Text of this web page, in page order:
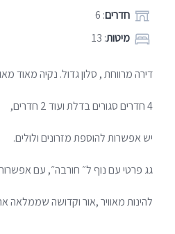
חדרים: 6
מיטות: 13
דירה מרווחת , סלון גדול. נקיה מאוד
4 חדרים סגורים בדלת ועוד 2 חדרים,
יש אפשרות להוספת מזרונים ולולים.
גג פרטי עם נוף ל״ חורבה״, עם
להינות מאוויר ,אור וקדושה שממלאה